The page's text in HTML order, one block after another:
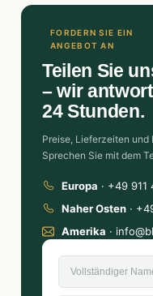
FORDERN SIE EIN
ANGEBOT AN
Teilen Sie
– wir
24 Stunden.
Preise, Lieferzeiten
Sprechen Sie mit dem
Europa · +49 911
Naher Osten·
Amerika ·